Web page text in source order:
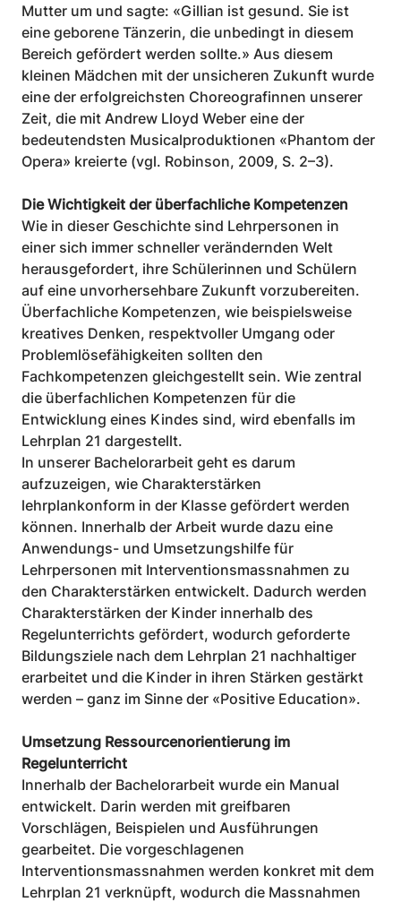
Mutter um und sagte: «Gillian ist gesund. Sie ist
eine geborene Tänzerin, die unbedingt in diesem
Bereich gefördert werden sollte.» Aus diesem
kleinen Mädchen mit der unsicheren Zukunft wurde
eine der erfolgreichsten Choreografinnen unserer
Zeit, die mit Andrew Lloyd Weber eine der
bedeutendsten Musicalproduktionen «Phantom der
Opera» kreierte (vgl. Robinson, 2009, S. 2–3).
Die Wichtigkeit der überfachliche Kompetenzen
Wie in dieser Geschichte sind Lehrpersonen in
einer sich immer schneller verändernden Welt
herausgefordert, ihre Schülerinnen und Schülern
auf eine unvorhersehbare Zukunft vorzubereiten.
Überfachliche Kompetenzen, wie beispielsweise
kreatives Denken, respektvoller Umgang oder
Problemlösefähigkeiten sollten den
Fachkompetenzen gleichgestellt sein. Wie zentral
die überfachlichen Kompetenzen für die
Entwicklung eines Kindes sind, wird ebenfalls im
Lehrplan 21 dargestellt.
In unserer Bachelorarbeit geht es darum
aufzuzeigen, wie Charakterstärken
lehrplankonform in der Klasse gefördert werden
können. Innerhalb der Arbeit wurde dazu eine
Anwendungs- und Umsetzungshilfe für
Lehrpersonen mit Interventionsmassnahmen zu
den Charakterstärken entwickelt. Dadurch werden
Charakterstärken der Kinder innerhalb des
Regelunterrichts gefördert, wodurch geforderte
Bildungsziele nach dem Lehrplan 21 nachhaltiger
erarbeitet und die Kinder in ihren Stärken gestärkt
werden – ganz im Sinne der «Positive Education».
Umsetzung Ressourcenorientierung im
Regelunterricht
Innerhalb der Bachelorarbeit wurde ein Manual
entwickelt. Darin werden mit greifbaren
Vorschlägen, Beispielen und Ausführungen
gearbeitet. Die vorgeschlagenen
Interventionsmassnahmen werden konkret mit dem
Lehrplan 21 verknüpft, wodurch die Massnahmen